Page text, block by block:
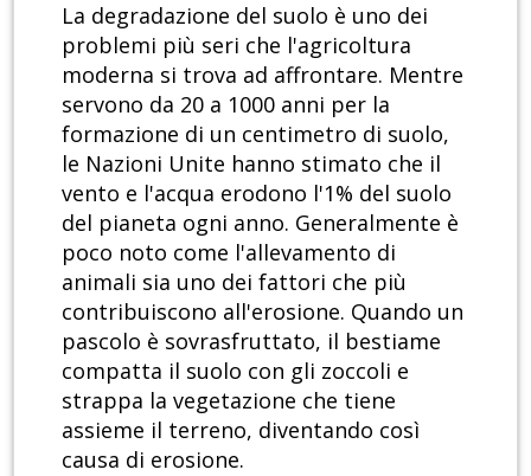
La degradazione del suolo è uno dei
problemi più seri che l'agricoltura
moderna si trova ad affrontare. Mentre
servono da 20 a 1000 anni per la
formazione di un centimetro di suolo,
le Nazioni Unite hanno stimato che il
vento e l'acqua erodono l'1% del suolo
del pianeta ogni anno. Generalmente è
poco noto come l'allevamento di
animali sia uno dei fattori che più
contribuiscono all'erosione. Quando un
pascolo è sovrasfruttato, il bestiame
compatta il suolo con gli zoccoli e
strappa la vegetazione che tiene
assieme il terreno, diventando così
causa di erosione.